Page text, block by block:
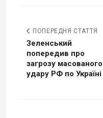
ПОПЕРЕДНЯ СТАТТЯ
Зеленський
попередив про
загрозу масованого
удару РФ по Україні